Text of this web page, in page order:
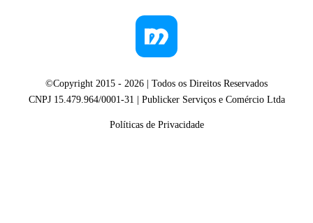
©Copyright 2015 - 2026 | Todos os Direitos Reservados
CNPJ 15.479.964/0001-31 | Publicker Serviços e Comércio Ltda
Políticas de Privacidade